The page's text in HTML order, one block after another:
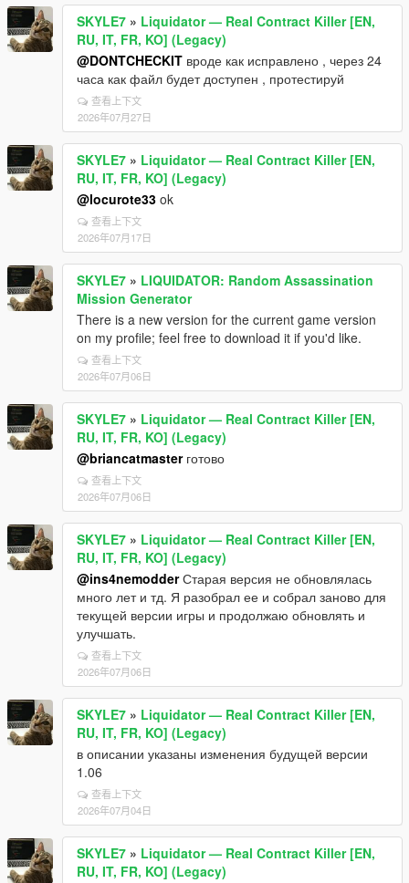
SKYLE7 » Liquidator — Real Contract Killer [EN,
RU, IT, FR, KO] (Legacy)
@DONTCHECKIT вроде как исправлено , через 24
часа как файл будет доступен , протестируй
查看上下文
2026年07月27日
SKYLE7 » Liquidator — Real Contract Killer [EN,
RU, IT, FR, KO] (Legacy)
@locurote33 ok
查看上下文
2026年07月17日
SKYLE7 » LIQUIDATOR: Random Assassination
Mission Generator
There is a new version for the current game version
on my profile; feel free to download it if you'd like.
查看上下文
2026年07月06日
SKYLE7 » Liquidator — Real Contract Killer [EN,
RU, IT, FR, KO] (Legacy)
@briancatmasterготово
查看上下文
2026年07月06日
SKYLE7 » Liquidator — Real Contract Killer [EN,
RU, IT, FR, KO] (Legacy)
@ins4nemodderСтарая версия не обновлялась
много лет и тд. Я разобрал ее и собрал заново для
текущей версии игры и продолжаю обновлять и
улучшать.
查看上下文
2026年07月06日
SKYLE7 » Liquidator — Real Contract Killer [EN,
RU, IT, FR, KO] (Legacy)
в описании указаны изменения будущей версии
1.06
查看上下文
2026年07月04日
SKYLE7 » Liquidator — Real Contract Killer [EN,
RU, IT, FR, KO] (Legacy)